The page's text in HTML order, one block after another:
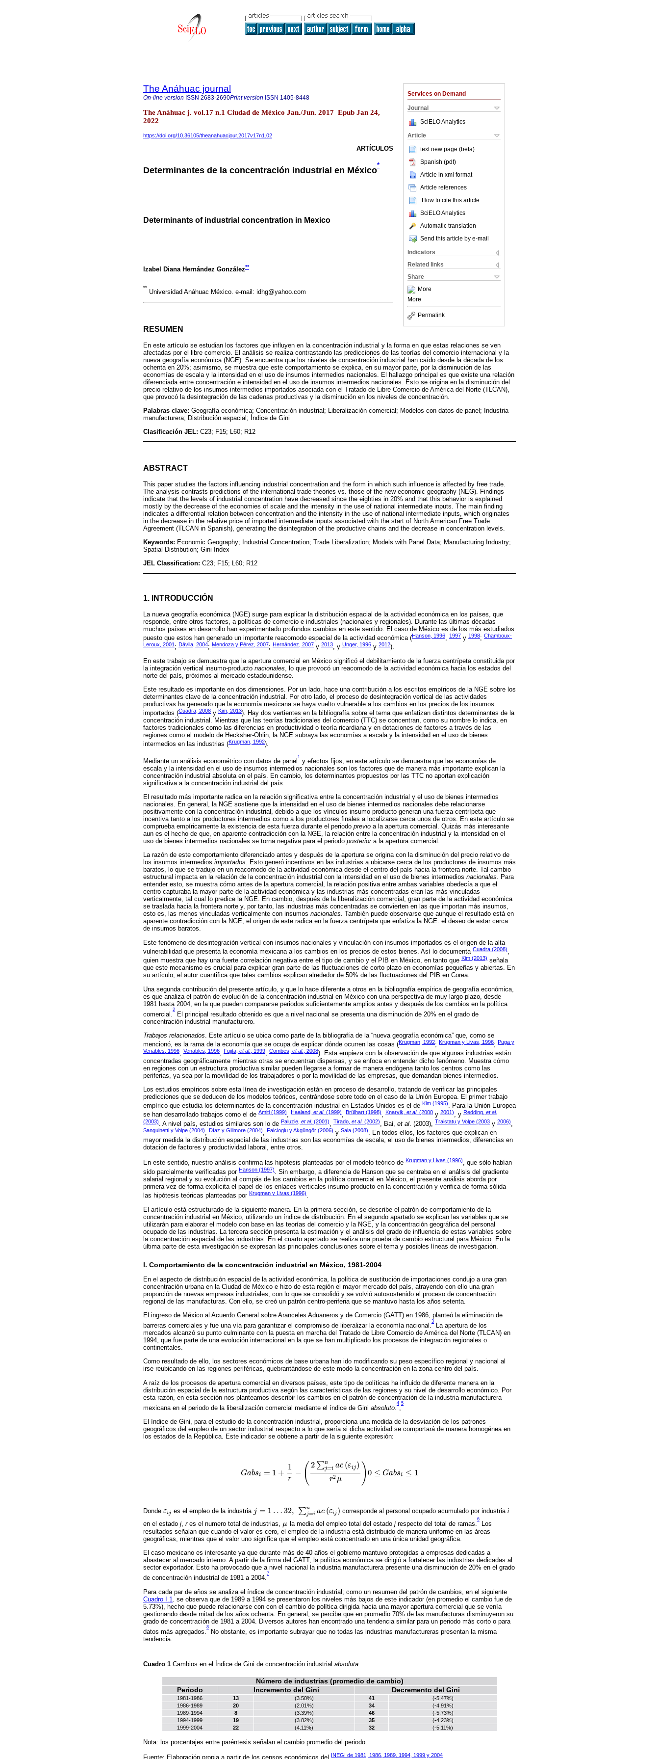
Services on Demand
Journal
SciELO Analytics
Article
text new page (beta)
Spanish (pdf)
Article in xml format
Article references
How to cite this article
SciELO Analytics
Automatic translation
Send this article by e-mail
Indicators
Related links
Share
More
More
Permalink
The Anáhuac journal
On-line version ISSN 2683-2690Print version ISSN 1405-8448
The Anáhuac j. vol.17 n.1 Ciudad de México Jan./Jun. 2017 Epub Jan 24,
2022
https://doi.org/10.36105/theanahuacjour.2017v17n1.02
ARTÍCULOS
Determinantes de la concentración industrial en México
*
Determinants of industrial concentration in Mexico
Izabel Diana Hernández González**
**
Universidad Anáhuac México. e-mail: idhg@yahoo.com
RESUMEN
En este artículo se estudian los factores que influyen en la concentración industrial y la forma en que estas relaciones se ven
afectadas por el libre comercio. El análisis se realiza contrastando las predicciones de las teorías del comercio internacional y la
nueva geografía económica (NGE). Se encuentra que los niveles de concentración industrial han caído desde la década de los
ochenta en 20%; asimismo, se muestra que este comportamiento se explica, en su mayor parte, por la disminución de las
economías de escala y la intensidad en el uso de insumos intermedios nacionales. El hallazgo principal es que existe una relación
diferenciada entre concentración e intensidad en el uso de insumos intermedios nacionales. Esto se origina en la disminución del
precio relativo de los insumos intermedios importados asociada con el Tratado de Libre Comercio de América del Norte (TLCAN),
que provocó la desintegración de las cadenas productivas y la disminución en los niveles de concentración.
Palabras clave: Geografía económica; Concentración industrial; Liberalización comercial; Modelos con datos de panel; Industria
manufacturera; Distribución espacial; Índice de Gini
Clasificación JEL: C23; F15; L60; R12
ABSTRACT
This paper studies the factors influencing industrial concentration and the form in which such influence is affected by free trade.
The analysis contrasts predictions of the international trade theories vs. those of the new economic geography (NEG). Findings
indicate that the levels of industrial concentration have decreased since the eighties in 20% and that this behavior is explained
mostly by the decrease of the economies of scale and the intensity in the use of national intermediate inputs. The main finding
indicates a differential relation between concentration and the intensity in the use of national intermediate inputs, which originates
in the decrease in the relative price of imported intermediate inputs associated with the start of North American Free Trade
Agreement (TLCAN in Spanish), generating the disintegration of the productive chains and the decrease in concentration levels.
Keywords: Economic Geography; Industrial Concentration; Trade Liberalization; Models with Panel Data; Manufacturing Industry;
Spatial Distribution; Gini Index
JEL Classification: C23; F15; L60; R12
1. INTRODUCCIÓN
La nueva geografía económica (NGE) surge para explicar la distribución espacial de la actividad económica en los países, que
responde, entre otros factores, a políticas de comercio e industriales (nacionales y regionales). Durante las últimas décadas
muchos países en desarrollo han experimentado profundos cambios en este sentido. El caso de México es de los más estudiados
puesto que estos han generado un importante reacomodo espacial de la actividad económica (Hanson, 1996, 1997 y 1998; Chamboux-
Leroux, 2001 ; Dávila, 2004; Mendoza y Pérez, 2007; Hernández, 2007 y 2013, y Unger, 1996 y 2012).
En este trabajo se demuestra que la apertura comercial en México significó el debilitamiento de la fuerza centrípeta constituida por
la integración vertical insumo-producto nacionales , lo que provocó un reacomodo de la actividad económica hacia los estados del
norte del país, próximos al mercado estadounidense.
Este resultado es importante en dos dimensiones. Por un lado, hace una contribución a los escritos empíricos de la NGE sobre los
determinantes clave de la concentración industrial. Por otro lado, el proceso de desintegración vertical de las actividades
productivas ha generado que la economía mexicana se haya vuelto vulnerable a los cambios en los precios de los insumos
importados (Cuadra, 2008 y Kim, 2013). Hay dos vertientes en la bibliografía sobre el tema que enfatizan distintos determinantes de la
concentración industrial. Mientras que las teorías tradicionales del comercio (TTC) se concentran, como su nombre lo indica, en
factores tradicionales como las diferencias en productividad o teoría ricardiana y en dotaciones de factores a través de las
regiones como el modelo de Hecksher-Ohlin, la NGE subraya las economías a escala y la intensidad en el uso de bienes
intermedios en las industrias (Krugman, 1992).
Mediante un análisis econométrico con datos de panel
1
y efectos fijos, en este artículo se demuestra que las economías de
escala y la intensidad en el uso de insumos intermedios nacionales son los factores que de manera más importante explican la
concentración industrial absoluta en el país. En cambio, los determinantes propuestos por las TTC no aportan explicación
significativa a la concentración industrial del país.
El resultado más importante radica en la relación significativa entre la concentración industrial y el uso de bienes intermedios
nacionales. En general, la NGE sostiene que la intensidad en el uso de bienes intermedios nacionales debe relacionarse
positivamente con la concentración industrial, debido a que los vínculos insumo-producto generan una fuerza centrípeta que
incentiva tanto a los productores intermedios como a los productores finales a localizarse cerca unos de otros. En este artículo se
comprueba empíricamente la existencia de esta fuerza durante el periodo previo a la apertura comercial. Quizás más interesante
aun es el hecho de que, en aparente contradicción con la NGE, la relación entre la concentración industrial y la intensidad en el
uso de bienes intermedios nacionales se torna negativa para el periodo posteriora la apertura comercial.
La razón de este comportamiento diferenciado antes y después de la apertura se origina con la disminución del precio relativo de
los insumos intermedios importados. Esto generó incentivos en las industrias a ubicarse cerca de los productores de insumos más
baratos, lo que se tradujo en un reacomodo de la actividad económica desde el centro del país hacia la frontera norte. Tal cambio
estructural impacta en la relación de la concentración industrial con la intensidad en el uso de bienes intermedios nacionales. Para
entender esto, se muestra cómo antes de la apertura comercial, la relación positiva entre ambas variables obedecía a que el
centro capturaba la mayor parte de la actividad económica y las industrias más concentradas eran las más vinculadas
verticalmente, tal cual lo predice la NGE. En cambio, después de la liberalización comercial, gran parte de la actividad económica
se traslada hacia la frontera norte y, por tanto, las industrias más concentradas se convierten en las que importan más insumos,
esto es, las menos vinculadas verticalmente con insumos nacionales. También puede observarse que aunque el resultado está en
aparente contradicción con la NGE, el origen de este radica en la fuerza centrípeta que enfatiza la NGE: el deseo de estar cerca
de insumos baratos.
Este fenómeno de desintegración vertical con insumos nacionales y vinculación con insumos importados es el origen de la alta
vulnerabilidad que presenta la economía mexicana a los cambios en los precios de estos bienes. Así lo documenta Cuadra (2008)
quien muestra que hay una fuerte correlación negativa entre el tipo de cambio y el PIB en México, en tanto que Kim (2013) señala
que este mecanismo es crucial para explicar gran parte de las fluctuaciones de corto plazo en economías pequeñas y abiertas. En
su artículo, el autor cuantifica que tales cambios explican alrededor de 50% de las fluctuaciones del PIB en Corea.
Una segunda contribución del presente artículo, y que lo hace diferente a otros en la bibliografía empírica de geografía económica,
es que analiza el patrón de evolución de la concentración industrial en México con una perspectiva de muy largo plazo, desde
1981 hasta 2004, en la que pueden compararse periodos suficientemente amplios antes y después de los cambios en la política
comercial.
2
El principal resultado obtenido es que a nivel nacional se presenta una disminución de 20% en el grado de
concentración industrial manufacturero.
Trabajos relacionados . Este artículo se ubica como parte de la bibliografía de la “nueva geografía económica” que, como se
mencionó, es la rama de la economía que se ocupa de explicar dónde ocurren las cosas (Krugman, 1992; Krugman y Livas, 1996; Puga y
Venables, 1996; Venables, 1996; Fujita, et al. , 1999; Combes, et al., 2008). Esta empieza con la observación de que algunas industrias están
concentradas geográficamente mientras otras se encuentran dispersas, y se enfoca en entender dicho fenómeno. Muestra cómo
en regiones con un estructura productiva similar pueden llegarse a formar de manera endógena tanto los centros como las
periferias, ya sea por la movilidad de los trabajadores o por la movilidad de las empresas, que demandan bienes intermedios.
Los estudios empíricos sobre esta línea de investigación están en proceso de desarrollo, tratando de verificar las principales
predicciones que se deducen de los modelos teóricos, centrándose sobre todo en el caso de la Unión Europea. El primer trabajo
empírico que estudia los determinantes de la concentración industrial en Estados Unidos es el de Kim (1995). Para la Unión Europea
se han desarrollado trabajos como el de Amiti (1999), Haaland, et al. (1999), Brülhart (1998), Knarvik, et al. (2000 y 2001), y Redding, et al.
(2003)
. A nivel país, estudios similares son lo de Paluzie, et al. (2001) Tirado, et al. (2002) , Bai, et al . (2003), Traistatu y Volpe (2003 y 2006)
Sanguinetti y Volpe (2004), Díaz y Gillmore (2004), Falcioglu y Akgüngör (2006) y Sala (2008). En todos ellos, los factores que explican en
mayor medida la distribución espacial de las industrias son las economías de escala, el uso de bienes intermedios, diferencias en
dotación de factores y productividad laboral, entre otros.
En este sentido, nuestro análisis confirma las hipótesis planteadas por el modelo teórico de Krugman y Livas (1996), que sólo habían
sido parcialmente verificadas por Hanson (1997). Sin embargo, a diferencia de Hanson que se centraba en el análisis del gradiente
salarial regional y su evolución al compás de los cambios en la política comercial en México, el presente análisis aborda por
primera vez de forma explícita el papel de los enlaces verticales insumo-producto en la concentración y verifica de forma sólida
las hipótesis teóricas planteadas por Krugman y Livas (1996).
El artículo está estructurado de la siguiente manera. En la primera sección, se describe el patrón de comportamiento de la
concentración industrial en México, utilizando un índice de distribución. En el segundo apartado se explican las variables que se
utilizarán para elaborar el modelo con base en las teorías del comercio y la NGE, y la concentración geográfica del personal
ocupado de las industrias. La tercera sección presenta la estimación y el análisis del grado de influencia de estas variables sobre
la concentración espacial de las industrias. En el cuarto apartado se realiza una prueba de cambio estructural para México. En la
última parte de esta investigación se expresan las principales conclusiones sobre el tema y posibles líneas de investigación.
I. Comportamiento de la concentración industrial en México, 1981-2004
En el aspecto de distribución espacial de la actividad económica, la política de sustitución de importaciones condujo a una gran
concentración urbana en la Ciudad de México e hizo de esta región el mayor mercado del país, atrayendo con ello una gran
proporción de nuevas empresas industriales, con lo que se consolidó y se volvió autosostenido el proceso de concentración
regional de las manufacturas. Con ello, se creó un patrón centro-periferia que se mantuvo hasta los años setenta.
El ingreso de México al Acuerdo General sobre Aranceles Aduaneros y de Comercio (GATT) en 1986, planteó la eliminación de
barreras comerciales y fue una vía para garantizar el compromiso de liberalizar la economía nacional.
3
La apertura de los
mercados alcanzó su punto culminante con la puesta en marcha del Tratado de Libre Comercio de América del Norte (TLCAN) en
1994, que fue parte de una evolución internacional en la que se han multiplicado los procesos de integración regionales o
continentales.
Como resultado de ello, los sectores económicos de base urbana han ido modificando su peso específico regional y nacional al
irse reubicando en las regiones periféricas, quebrantándose de este modo la concentración en la zona centro del país.
A raíz de los procesos de apertura comercial en diversos países, este tipo de políticas ha influido de diferente manera en la
distribución espacial de la estructura productiva según las características de las regiones y su nivel de desarrollo económico. Por
esta razón, en esta sección nos planteamos describir los cambios en el patrón de concentración de la industria manufacturera
mexicana en el periodo de la liberalización comercial mediante el índice de Gini absoluto
4 5
El índice de Gini, para el estudio de la concentración industrial, proporciona una medida de la desviación de los patrones
geográficos del empleo de un sector industrial respecto a lo que sería si dicha actividad se comportará de manera homogénea en
los estados de la República. Este indicador se obtiene a partir de la siguiente expresión:
Gabsi = 1 +
1
r
− ( 2 ∑n
j=i ac (εij)
r2 μ )0 ≤ Gabsi ≤ 1
G ab si= 1+ 1r 2∑j=inacεijr2μ0≤ G ab si≤1
Donde εij
εij es el empleo de la industria j = 1 … 32, ∑n
j=i ac (εij )
j= 1…32 , ∑j=in cε ij corresponde al personal ocupado acumulado por industriai
en el estado j res el numero total de industrias, μ
μ la media del empleo total del estado jrespecto del total de ramas.
6
Los
resultados señalan que cuando el valor es cero, el empleo de la industria está distribuido de manera uniforme en las áreas
geográficas, mientras que el valor uno significa que el empleo está concentrado en una única unidad geográfica.
El caso mexicano es interesante ya que durante más de 40 años el gobierno mantuvo protegidas a empresas dedicadas a
abastecer al mercado interno. A partir de la firma del GATT, la política económica se dirigió a fortalecer las industrias dedicadas al
sector exportador. Esto ha provocado que a nivel nacional la industria manufacturera presente una disminución de 20% en el grado
de concentración industrial de 1981 a 2004.
7
Para cada par de años se analiza el índice de concentración industrial; como un resumen del patrón de cambios, en el siguiente
Cuadro I.1
. se observa que de 1989 a 1994 se presentaron los niveles más bajos de este indicador (en promedio el cambio fue de
5.73%), hecho que puede relacionarse con con el cambio de política dirigida hacia una mayor apertura comercial que se venía
gestionando desde mitad de los años ochenta. En general, se percibe que en promedio 70% de las manufacturas disminuyeron su
grado de concentración de 1981 a 2004. Diversos autores han encontrado una tendencia similar para un periodo más corto o para
datos más agregados.
8
No obstante, es importante subrayar que no todas las industrias manufactureras presentan la misma
tendencia.
Cuadro 1 Cambios en el Índice de Gini de concentración industrial absoluta
Número de industrias (promedio de cambio)
Periodo
Incremento del Gini Decremento del Gini
1981-1986 13 (3.50%) 41
(-5.47%)
1986-1989
20 (2.01%) 34
(-4.91%)
1989-1994
8 (3.39%) 46
(-5.73%)
1994-1999
19 (3.82%) 35
(-4.23%)
1999-2004
22 (4.11%) 32 (-5.11%)
Nota: los porcentajes entre paréntesis señalan el cambio promedio del periodo.
Fuente: Elaboración propia a partir de los censos económicos del INEGI de 1981, 1986, 1989, 1994, 1999 y 2004